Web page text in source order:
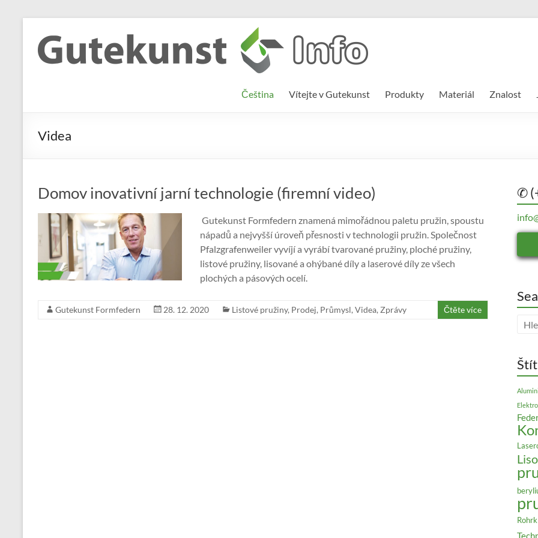
content
Gutekunst
Formfedern
Informationen
und
Wissenswertes
Čeština Vítejte v Gutekunst Produkty Materiál Znalost
Videa
Domov inovativní jarní technologie (firemní video)
Gutekunst Formfedern znamená mimořádnou paletu pružin, spoustu
nápadů a nejvyšší úroveň přesnosti v technologii pružin. Společnost
Pfalzgrafenweiler vyvíjí a vyrábí tvarované pružiny, ploché pružiny,
listové pružiny, lisované a ohýbané díly a laserové díly ze všech
plochých a pásových ocelí.
Gutekunst Formfedern 28. 12. 2020 Listové pružiny, Prodej, Průmysl, Videa, Zprávy Čtěte více
✆